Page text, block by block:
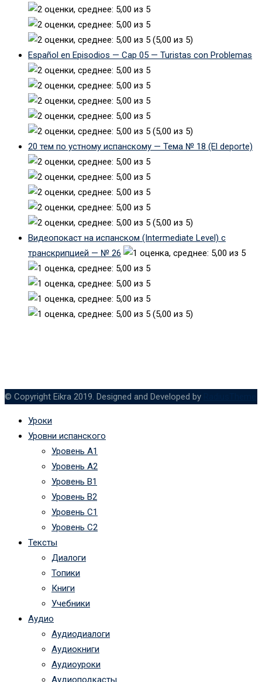
(5,00 из 5)
Español en Episodios — Cap 05 — Turistas con Problemas
(5,00 из 5)
20 тем по устному испанскому — Тема № 18 (El deporte)
(5,00 из 5)
Видеопокаст на испанском (Intermediate Level) с
транскрипцией — № 26
(5,00 из 5)
© Copyright Eikra 2019. Designed and Developed by
Уроки
Уровни испанского
Уровень А1
Уровень А2
Уровень B1
Уровень B2
Уровень C1
Уровень C2
Тексты
Диалоги
Топики
Книги
Учебники
Аудио
Аудиодиалоги
Аудиокниги
Аудиоуроки
Аудиоподкасты